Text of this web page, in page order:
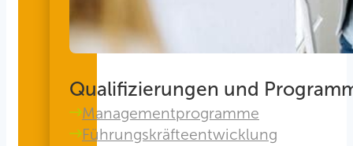
Qualifizierungen und
Managementprogramme
Führungskräfteentwicklung